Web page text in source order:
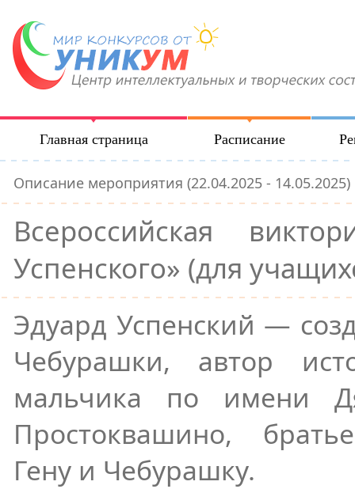
Главная страница Расписание
Описание мероприятия (22.04.2025 - 14.05.2025)
Всероссийская
Успенского» (для
Эдуард Успенский —
Чебурашки, автор
мальчика по имени
Простоквашино,
Гену и Чебурашку.